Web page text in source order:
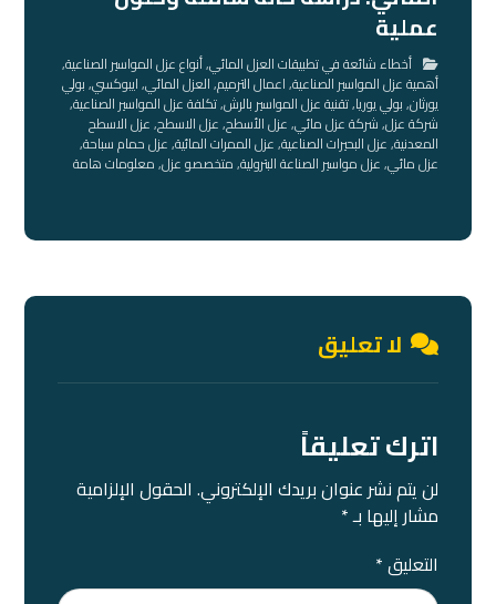
عملية
أخطاء شائعة في تطبيقات العزل المائي,أنواع عزل المواسير الصناعية,
أهمية عزل المواسير الصناعية,اعمال الترميم,العزل المائي,ايبوكسي,بولي
يورثان,بولي يوريا,تقنية عزل المواسير بالرش,تكلفة عزل المواسير الصناعية,
شركة عزل,شركة عزل مائي,عزل الأسطح,عزل الاسطح,عزل الاسطح
المعدنية,عزل البحيرات الصناعية,عزل الممرات المائية,عزل حمام سباحة,
عزل مائي,عزل مواسير الصناعة البترولية,متخصصو عزل,معلومات هامة
لا تعليق
اترك تعليقاً
لن يتم نشر عنوان بريدك الإلكتروني. الحقول الإلزامية
مشار إليها بـ*
التعليق*